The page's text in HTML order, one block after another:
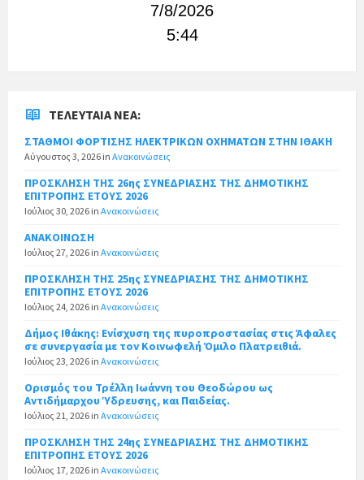
7/8/2026
5:44
ΤΕΛΕΥΤΑΊΑ ΝΈΑ:
ΣΤΑΘΜΟΙ ΦΟΡΤΙΣΗΣ ΗΛΕΚΤΡΙΚΩΝ ΟΧΗΜΑΤΩΝ ΣΤΗΝ ΙΘΑΚΗ
Αύγουστος 3, 2026 in Ανακοινώσεις
ΠΡΟΣΚΛΗΣΗ ΤΗΣ 26ης ΣΥΝΕΔΡΙΑΣΗΣ ΤΗΣ ΔΗΜΟΤΙΚΗΣ
ΕΠΙΤΡΟΠΗΣ ΕΤΟΥΣ 2026
Ιούλιος 30, 2026 in Ανακοινώσεις
ΑΝΑΚΟΙΝΩΣΗ
Ιούλιος 27, 2026 in Ανακοινώσεις
ΠΡΟΣΚΛΗΣΗ ΤΗΣ 25ης ΣΥΝΕΔΡΙΑΣΗΣ ΤΗΣ ΔΗΜΟΤΙΚΗΣ
ΕΠΙΤΡΟΠΗΣ ΕΤΟΥΣ 2026
Ιούλιος 24, 2026 in Ανακοινώσεις
Δήμος Ιθάκης: Ενίσχυση της πυροπροστασίας στις Άφαλες
σε συνεργασία με τον Κοινωφελή Όμιλο Πλατρειθιά.
Ιούλιος 23, 2026 in Ανακοινώσεις
Ορισμός του Τρέλλη Ιωάννη του Θεοδώρου ως
Αντιδήμαρχου Ύδρευσης, και Παιδείας.
Ιούλιος 21, 2026 in Ανακοινώσεις
ΠΡΟΣΚΛΗΣΗ ΤΗΣ 24ης ΣΥΝΕΔΡΙΑΣΗΣ ΤΗΣ ΔΗΜΟΤΙΚΗΣ
ΕΠΙΤΡΟΠΗΣ ΕΤΟΥΣ 2026
Ιούλιος 17, 2026 in Ανακοινώσεις